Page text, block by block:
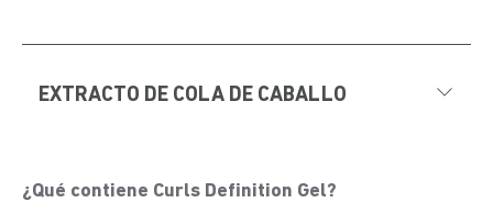
EXTRACTO DE COLA DE CABALLO
¿Qué contiene Curls Definition Gel?